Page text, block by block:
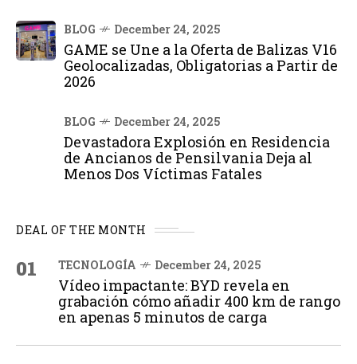
BLOG December 24, 2025
GAME se Une a la Oferta de Balizas V16
Geolocalizadas, Obligatorias a Partir de
2026
BLOG December 24, 2025
Devastadora Explosión en Residencia
de Ancianos de Pensilvania Deja al
Menos Dos Víctimas Fatales
DEAL OF THE MONTH
01 TECNOLOGÍA December 24, 2025
Vídeo impactante: BYD revela en
grabación cómo añadir 400 km de rango
en apenas 5 minutos de carga